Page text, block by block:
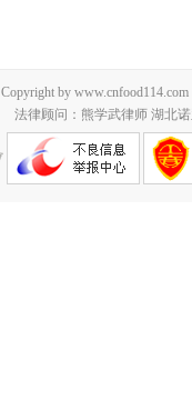
Copyright by
法律顾问：熊学武律师 湖北